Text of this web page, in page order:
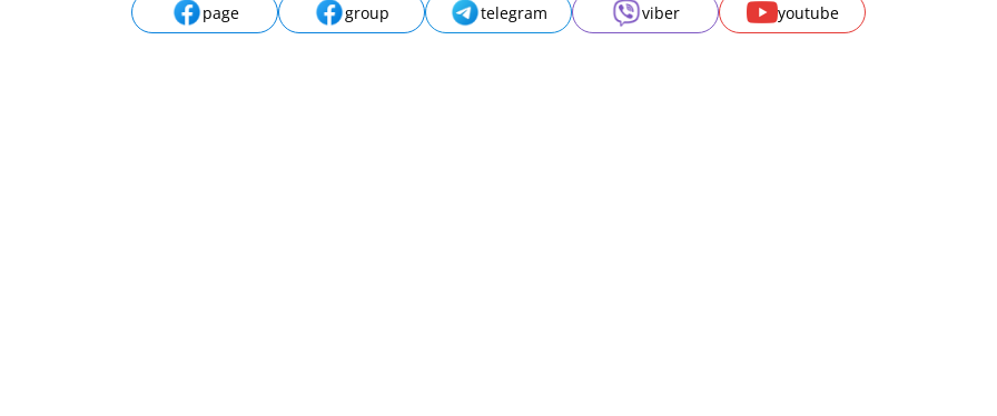
page group telegram viber youtube